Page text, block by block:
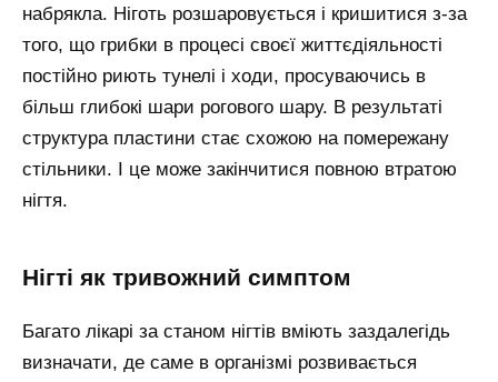
набрякла. Ніготь розшаровується і кришитися з-за
того, що грибки в процесі своєї життєдіяльності
постійно риють тунелі і ходи, просуваючись в
більш глибокі шари рогового шару. В результаті
структура пластини стає схожою на помережану
стільники. І це може закінчитися повною втратою
нігтя.
Нігті як тривожний симптом
Багато лікарі за станом нігтів вміють заздалегідь
визначати, де саме в організмі розвивається